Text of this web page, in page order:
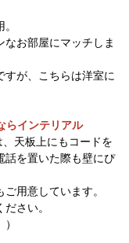
お部屋にマッチしま
すが、こちらは洋室に
らインテリアル
、天板上にもコードを
話を置いた際も壁にぴ
用意しています。
さい。